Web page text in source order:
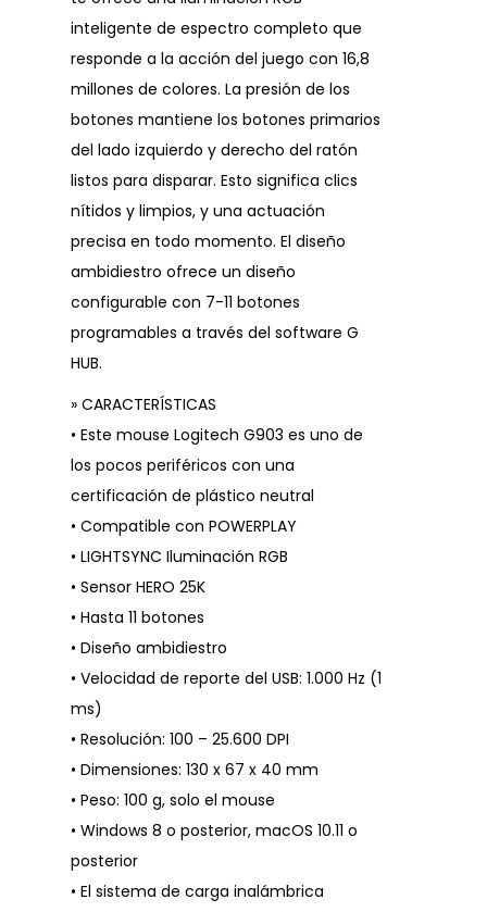
inteligente de espectro completo que
responde a la acción del juego con 16,8
millones de colores. La presión de los
botones mantiene los botones primarios
del lado izquierdo y derecho del ratón
listos para disparar. Esto significa clics
nítidos y limpios, y una actuación
precisa en todo momento. El diseño
ambidiestro ofrece un diseño
configurable con 7-11 botones
programables a través del software G
HUB.
» CARACTERÍSTICAS
• Este mouse Logitech G903 es uno de
los pocos periféricos con una
certificación de plástico neutral
• Compatible con POWERPLAY
• LIGHTSYNC Iluminación RGB
• Sensor HERO 25K
• Hasta 11 botones
• Diseño ambidiestro
• Velocidad de reporte del USB: 1.000 Hz (1
ms)
• Resolución: 100 – 25.600 DPI
• Dimensiones: 130 x 67 x 40 mm
• Peso: 100 g, solo el mouse
• Windows 8 o posterior, macOS 10.11 o
posterior
• El sistema de carga inalámbrica